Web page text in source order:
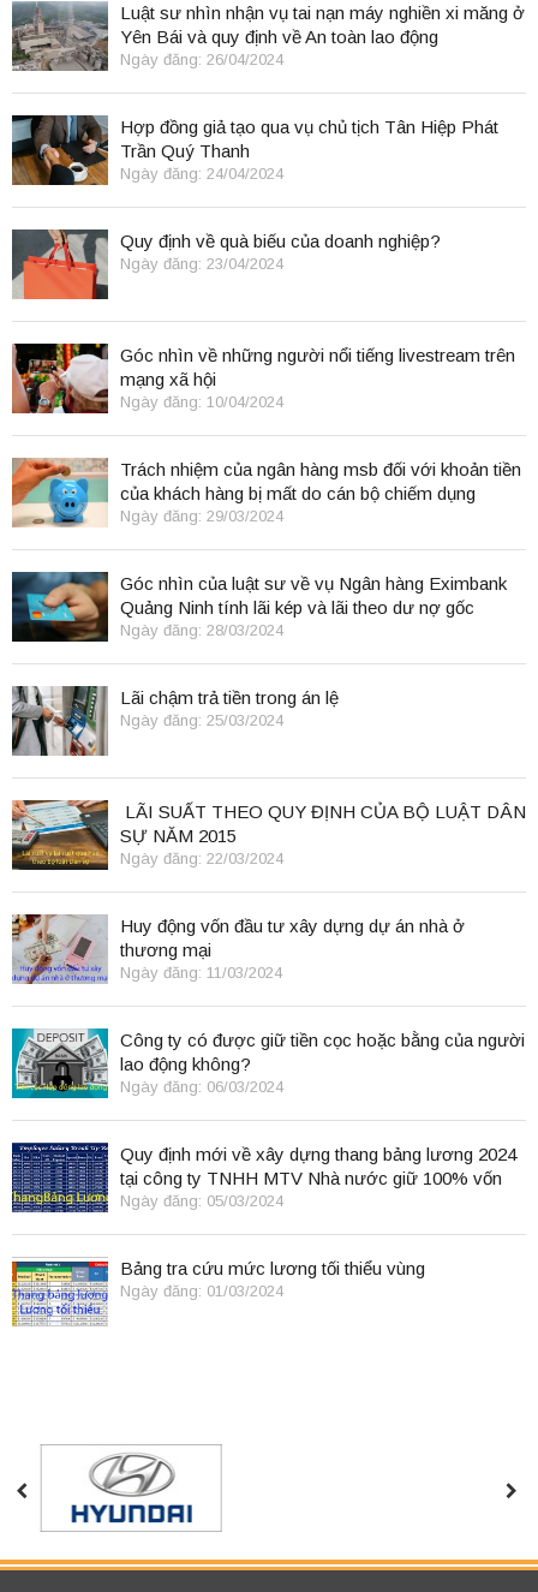
Luật sư nhìn nhận vụ tai nạn máy nghiền xi măng ở
Yên Bái và quy định về An toàn lao động
Ngày đăng: 26/04/2024
Hợp đồng giả tạo qua vụ chủ tịch Tân Hiệp Phát
Trần Quý Thanh
Ngày đăng: 24/04/2024
Quy định về quà biếu của doanh nghiệp?
Ngày đăng: 23/04/2024
Góc nhìn về những người nổi tiếng livestream trên
mạng xã hội
Ngày đăng: 10/04/2024
Trách nhiệm của ngân hàng msb đối với khoản tiền
của khách hàng bị mất do cán bộ chiếm dụng
Ngày đăng: 29/03/2024
Góc nhìn của luật sư về vụ Ngân hàng Eximbank
Quảng Ninh tính lãi kép và lãi theo dư nợ gốc
Ngày đăng: 28/03/2024
Lãi chậm trả tiền trong án lệ
Ngày đăng: 25/03/2024
LÃI SUẤT THEO QUY ĐỊNH CỦA BỘ LUẬT DÂN
SỰ NĂM 2015
Ngày đăng: 22/03/2024
Huy động vốn đầu tư xây dựng dự án nhà ở
thương mại
Ngày đăng: 11/03/2024
Công ty có được giữ tiền cọc hoặc bằng của người
lao động không?
Ngày đăng: 06/03/2024
Quy định mới về xây dựng thang bảng lương 2024
tại công ty TNHH MTV Nhà nước giữ 100% vốn
điều lệ
Ngày đăng: 05/03/2024
Bảng tra cứu mức lương tối thiểu vùng
Ngày đăng: 01/03/2024